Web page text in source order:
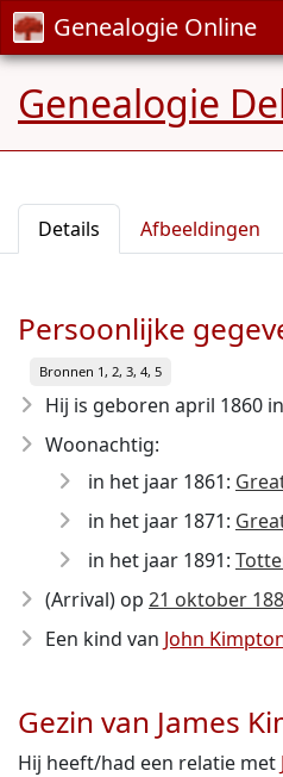
Genealogie Online
Genealogie
Details Afbeeldingen
Persoonlijke
Bronnen 1, 2, 3, 4, 5
Hij is geboren april 1860
Woonachtig:
in het jaar 1861:
in het jaar 1871:
in het jaar 1891:
(Arrival) op 21 oktober
Een kind van John
Gezin van James
Hij heeft/had een relatie met